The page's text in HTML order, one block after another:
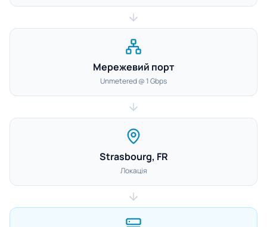
Мережевий порт
Unmetered @ 1 Gbps
Strasbourg, FR
Локація